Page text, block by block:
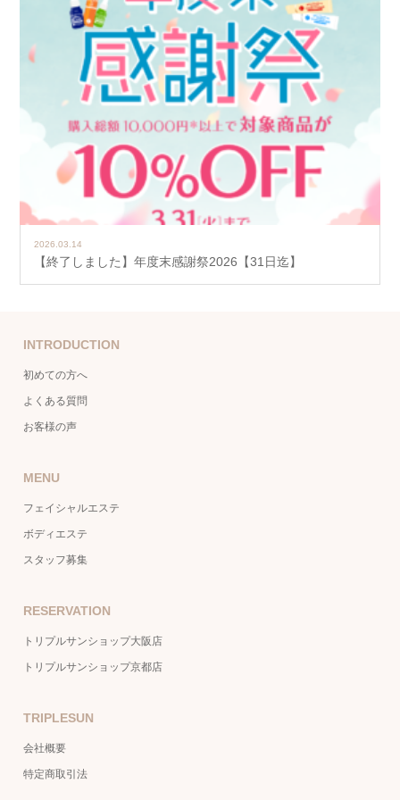
2026.03.14
【終了しました】年度末感謝祭2026【31日迄】
INTRODUCTION
初めての方へ
よくある質問
お客様の声
MENU
フェイシャルエステ
ボディエステ
スタッフ募集
RESERVATION
トリプルサンショップ大阪店
トリプルサンショップ京都店
TRIPLESUN
会社概要
特定商取引法